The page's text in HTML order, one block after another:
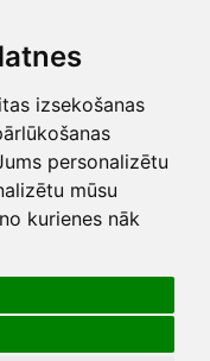
izsekošanas
personalizētu
mūsu
kurienes nāk